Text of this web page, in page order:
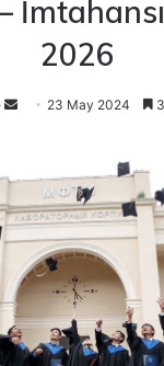
2026
Send 23 May 2024 3